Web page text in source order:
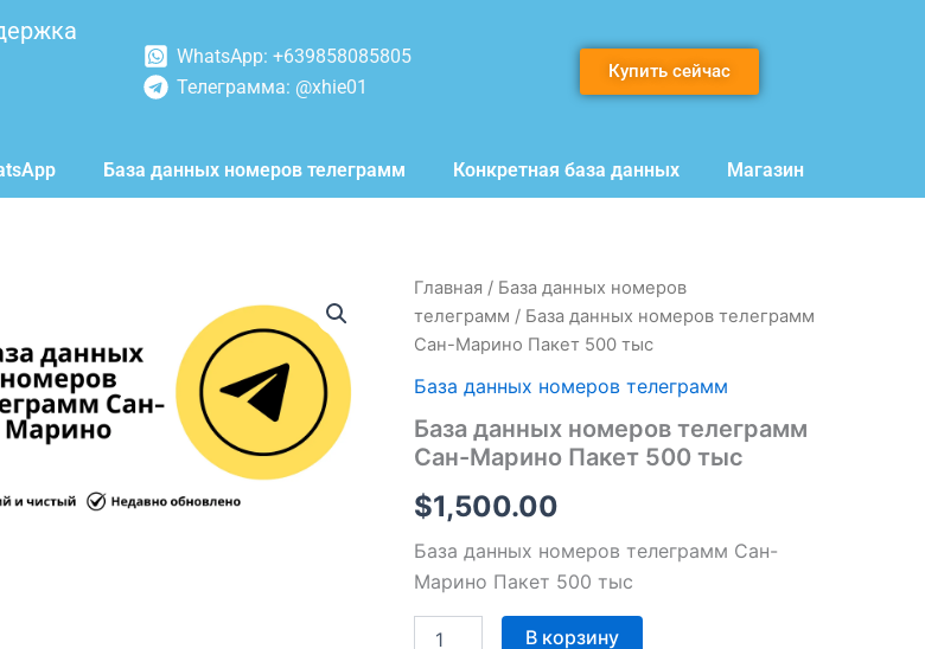
WhatsApp: +639858085805
Телеграмма: @xhie01
Купить сейчас
База данных номеров телеграмм Конкретная база данных Магазин
Главная / База данных номеров
телеграмм / База данных номеров телеграмм
Сан-Марино Пакет 500 тыс
База данных номеров телеграмм
База данных номеров телеграмм
Сан-Марино Пакет 500 тыс
$1,500.00
База данных номеров телеграмм Сан-
Марино Пакет 500 тыс
Количество
данных
номеров
телеграмм
Сан-
Марино
Пакет
500
тыс
В корзину